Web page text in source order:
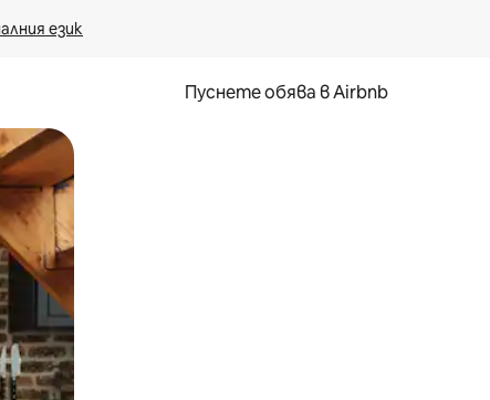
език
Пуснете обява в Airbnb